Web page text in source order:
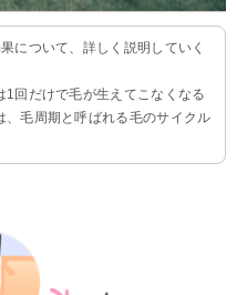
について、詳しく説明していく
回だけで毛が生えてこなくなる
、毛周期と呼ばれる毛のサイクル